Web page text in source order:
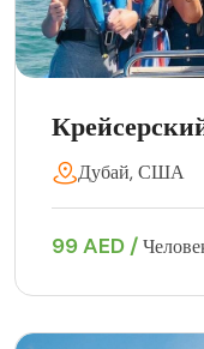
Дубай, США
99 AED /